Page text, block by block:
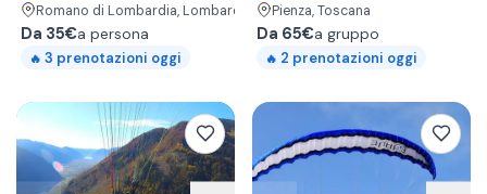
Romano di Lombardia, Lombardia
Da 35€a persona
🔥 3 prenotazioni oggi
Pienza, Toscana
Da 65€a gruppo
🔥 2 prenotazioni oggi